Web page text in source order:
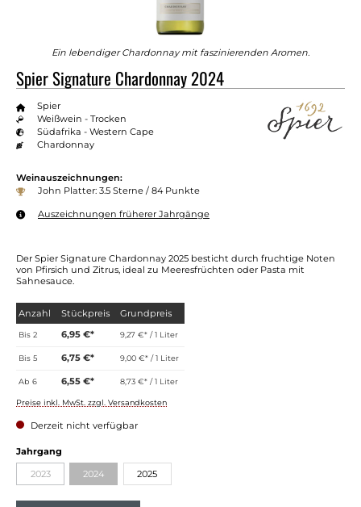
Ein lebendiger Chardonnay mit faszinierenden Aromen.
Spier Signature Chardonnay 2024
Spier
Weißwein - Trocken
Südafrika - Western Cape
Chardonnay
Weinauszeichnungen:
John Platter: 3.5 Sterne / 84 Punkte
Auszeichnungen früherer Jahrgänge
Der Spier Signature Chardonnay 2025 besticht durch fruchtige Noten
von Pfirsich und Zitrus, ideal zu Meeresfrüchten oder Pasta mit
Sahnesauce.
Anzahl Stückpreis Grundpreis
Bis2 6,95 €* 9,27 €* / 1 Liter
Bis5 6,75 €* 9,00 €* / 1 Liter
Ab6 6,55 €* 8,73 €* / 1 Liter
Preise inkl. MwSt. zzgl. Versandkosten
Derzeit nicht verfügbar
Jahrgang
2023(Diese Option ist zurzeit nicht verfügbar.)
2024(Diese Option ist zurzeit nicht verfügbar.)
2025